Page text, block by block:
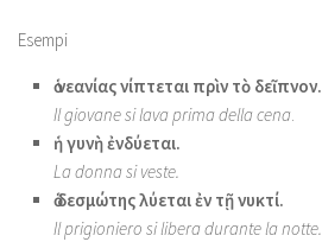
Esempi
ὁ νεανίας νίπτεται πρὶν τὸ δεῖπνον.
Il giovane si lava prima della cena
ἡ γυνὴ ἐνδύεται.
La donna si veste.
ὁ δεσμώτης λύεται ἐν τῇ νυκτί.
Il prigioniero si libera durante la notte.